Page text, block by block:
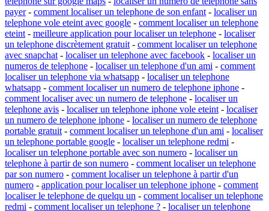
payer- comment localiser un telephone de son enfant - localiser un
telephone vole eteint avec google - comment localiser un telephone
eteint - meilleure application pour localiser un telephone - localiser
un telephone discrètement gratuit - comment localiser un telephone
avec snapchat - localiser un telephone avec facebook - localiser un
numeros de telephone - localiser un telephone d'un ami - comment
localiser un telephone via whatsapp - localiser un telephone
whatsapp - comment localiser un numero de telephone iphone -
comment localiser avec un numero de telephone - localiser un
telephone avis - localiser un telephone iphone vole eteint - localiser
un numero de telephone iphone - localiser un numero de telephone
portable gratuit - comment localiser un telephone d'un ami - localiser
un telephone portable google - localiser un telephone redmi -
localiser un telephone portable avec son numero - localiser un
telephone à partir de son numero - comment localiser un telephone
par son numero - comment localiser un telephone à partir d'un
numero - application pour localiser un telephone iphone - comment
localiser le telephone de quelqu un - comment localiser un telephone
redmi - comment localiser un telephone ? - localiser un telephone